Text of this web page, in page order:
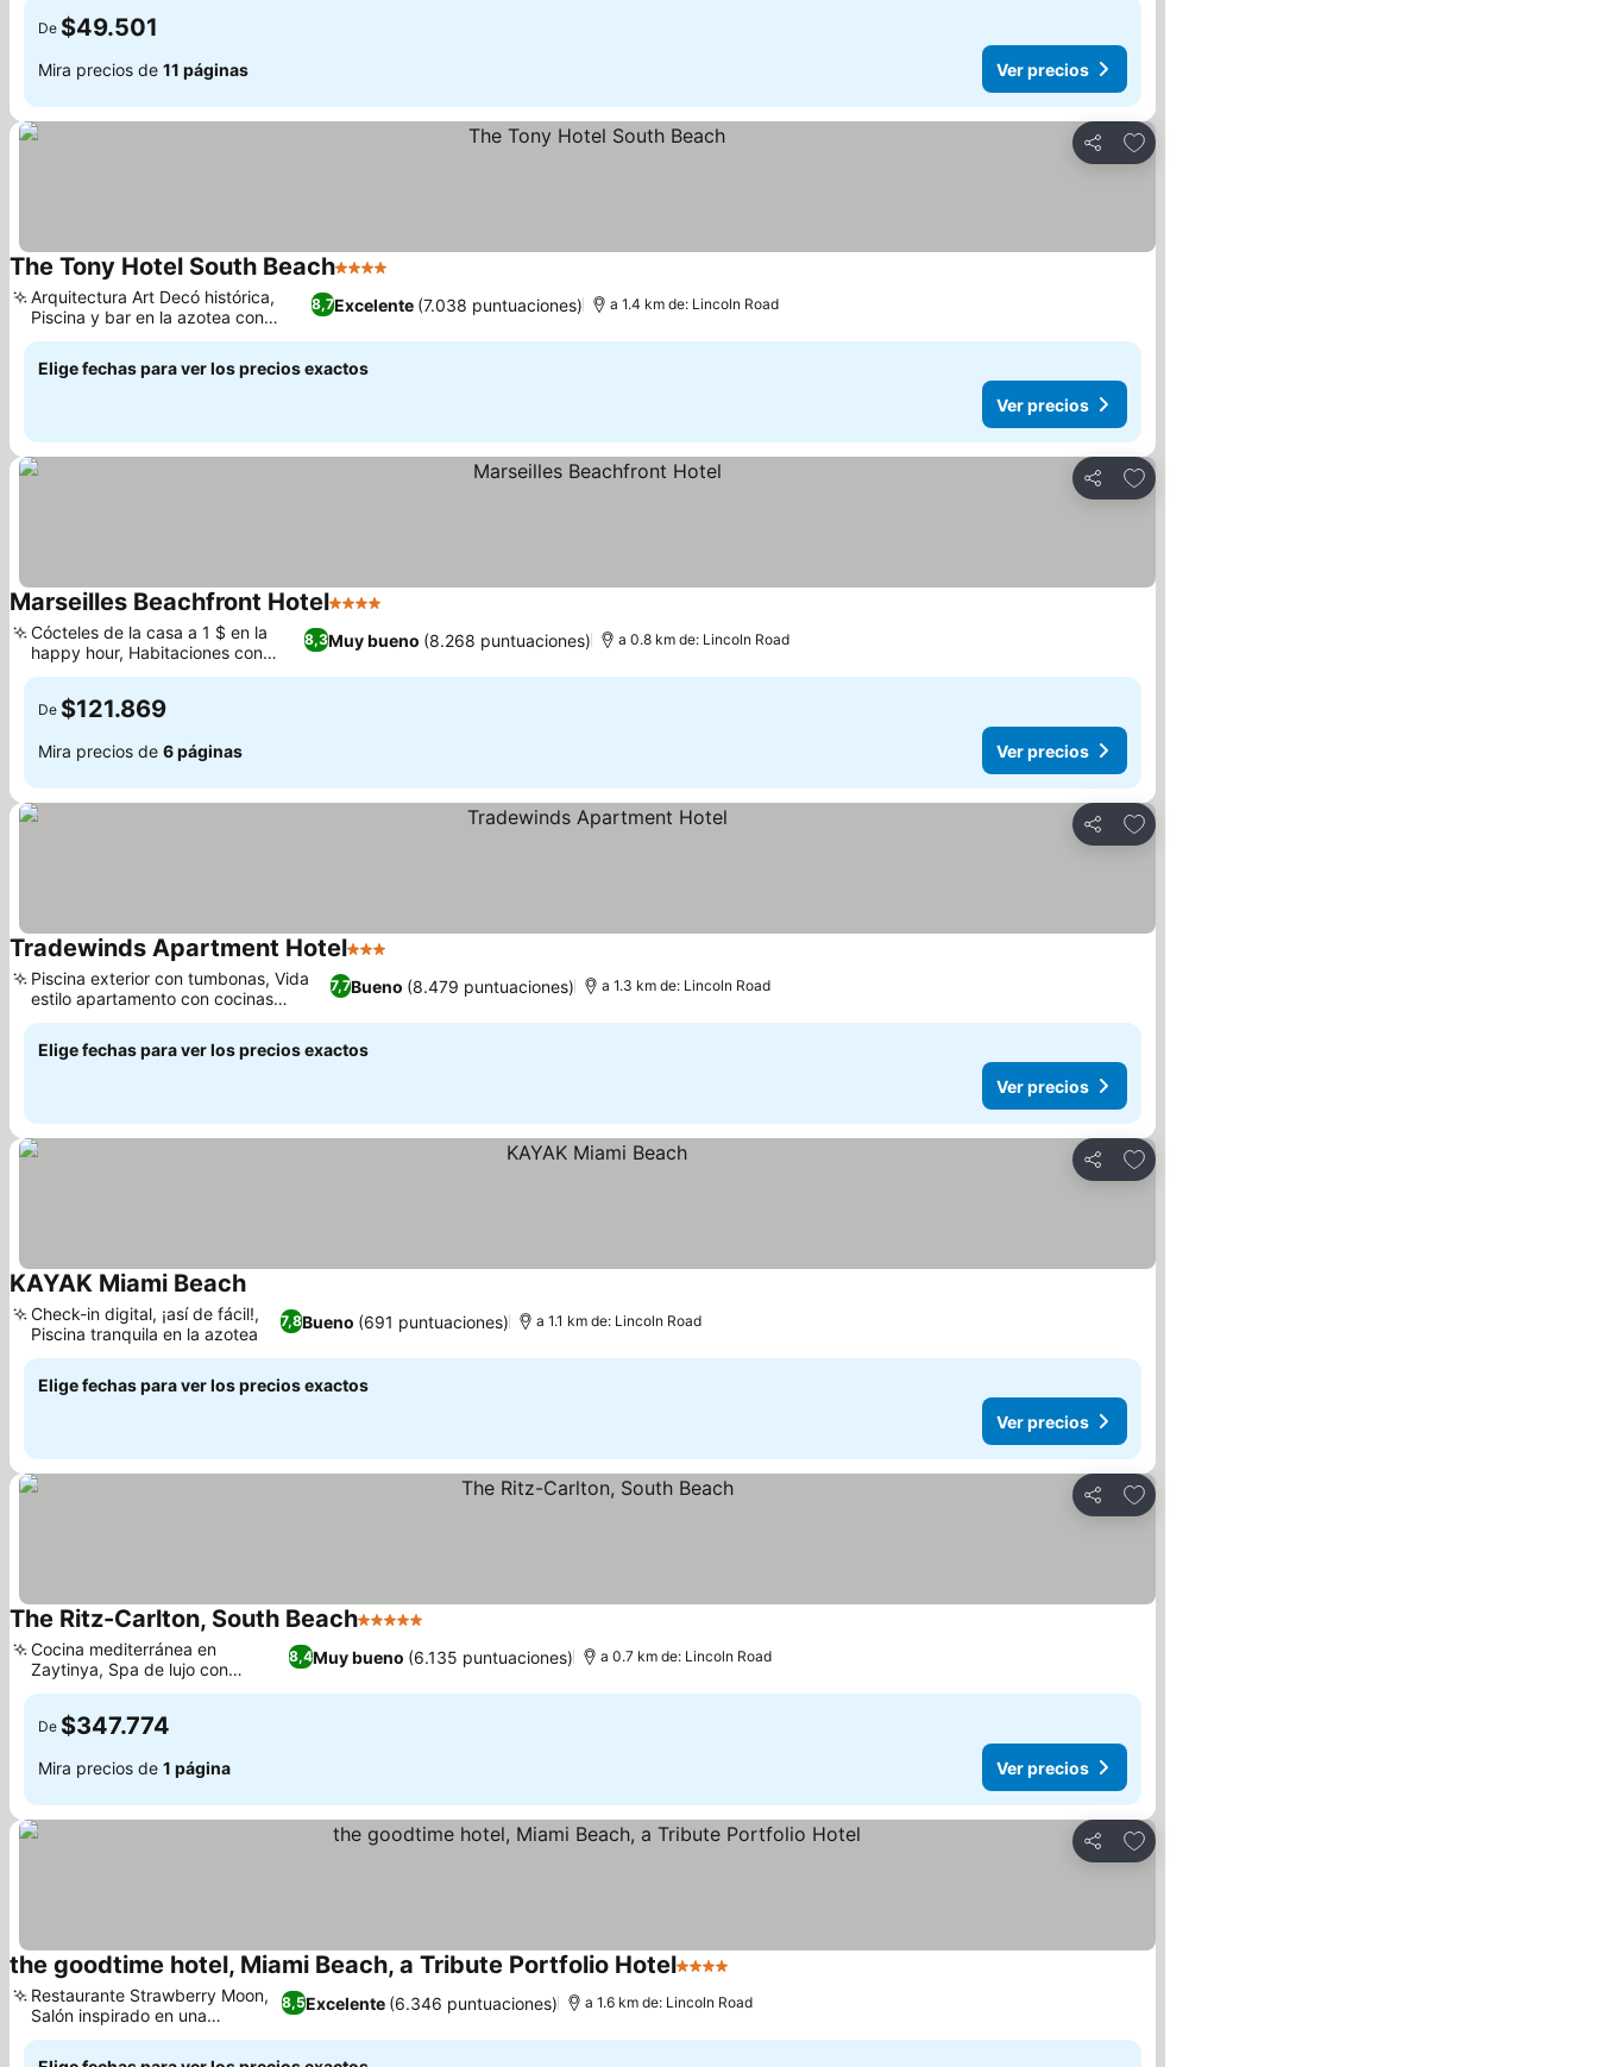
De $49.501
Mira precios de 11 páginas Ver precios
Compartir
Agregar a favoritos
The Tony Hotel South Beach4 Estrellas
8,7Excelente (7.038 puntuaciones)
Arquitectura Art Decó histórica,
Piscina y bar en la azotea con
vistas al mar
a 1.4 km de: Lincoln Road
Elige fechas para ver los precios exactos
Ver precios
Compartir
Agregar a favoritos
Marseilles Beachfront Hotel4 Estrellas
8,3Muy bueno (8.268 puntuaciones)
Cócteles de la casa a 1 $ en la
happy hour, Habitaciones con
vistas al mar
a 0.8 km de: Lincoln Road
De $121.869
Mira precios de 6 páginas Ver precios
Compartir
Agregar a favoritos
Tradewinds Apartment Hotel3 Estrellas
7,7Bueno (8.479 puntuaciones)
Piscina exterior con tumbonas, Vida
estilo apartamento con cocinas
completas
a 1.3 km de: Lincoln Road
Elige fechas para ver los precios exactos
Ver precios
Compartir
Agregar a favoritos
KAYAK Miami BeachVer precios
7,8Bueno (691 puntuaciones)
Check-in digital, ¡así de fácil!,
Piscina tranquila en la azotea
a 1.1 km de: Lincoln Road
Elige fechas para ver los precios exactos
Ver precios
Compartir
Agregar a favoritos
The Ritz-Carlton, South Beach5 Estrellas
8,4Muy bueno (6.135 puntuaciones)
Cocina mediterránea en
Zaytinya, Spa de lujo con
servicio completo
a 0.7 km de: Lincoln Road
De $347.774
Mira precios de 1 página Ver precios
Compartir
Agregar a favoritos
the goodtime hotel, Miami Beach, a Tribute Portfolio Hotel4 Estrellas
8,5Excelente (6.346 puntuaciones)
Restaurante Strawberry Moon,
Salón inspirado en una
biblioteca
a 1.6 km de: Lincoln Road